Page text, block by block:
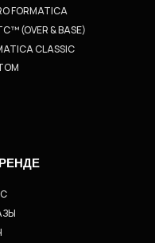
CLASSIC
(OVER & BASE)
FORMATICA